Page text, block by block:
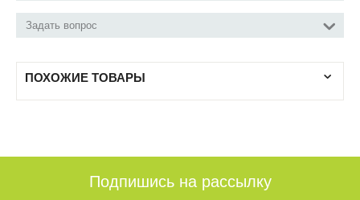
Задать вопрос
ПОХОЖИЕ ТОВАРЫ
Подпишись на рассылку